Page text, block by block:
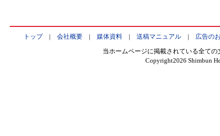
トップ| 会社概要| 媒体資料| 送稿マニュアル| 広告の
当ホームページに掲載されている全て
Copyright2026 Shimbun